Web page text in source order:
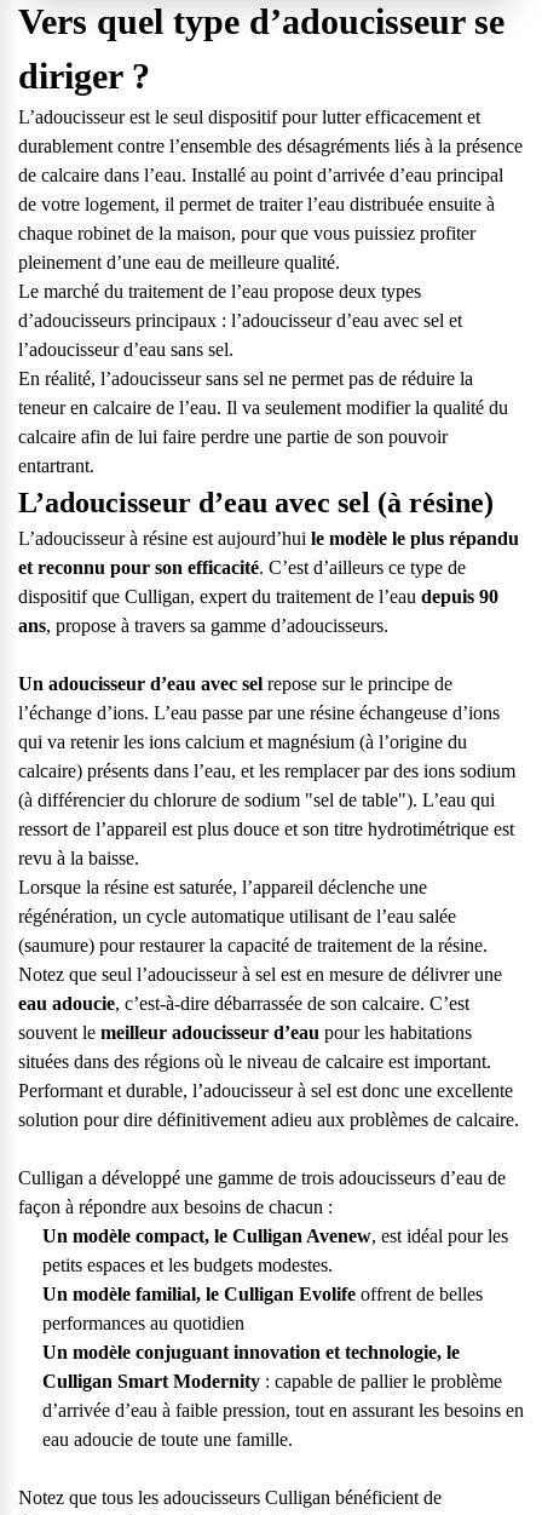
Vers quel type d’adoucisseur se
diriger ?
L’adoucisseur est le seul dispositif pour lutter efficacement et
durablement contre l’ensemble des désagréments liés à la présence
de calcaire dans l’eau. Installé au point d’arrivée d’eau principal
de votre logement, il permet de traiter l’eau distribuée ensuite à
chaque robinet de la maison, pour que vous puissiez profiter
pleinement d’une eau de meilleure qualité.
Le marché du traitement de l’eau propose deux types
d’adoucisseurs principaux : l’adoucisseur d’eau avec sel et
l’adoucisseur d’eau sans sel.
En réalité, l’adoucisseur sans sel ne permet pas de réduire la
teneur en calcaire de l’eau. Il va seulement modifier la qualité du
calcaire afin de lui faire perdre une partie de son pouvoir
entartrant.
L’adoucisseur d’eau avec sel (à résine)
L’adoucisseur à résine est aujourd’hui le modèle le plus répandu
et reconnu pour son efficacité. C’est d’ailleurs ce type de
dispositif que Culligan, expert du traitement de l’eau depuis 90
ans, propose à travers sa gamme d’adoucisseurs.
Un adoucisseur d’eau avec sel repose sur le principe de
l’échange d’ions. L’eau passe par une résine échangeuse d’ions
qui va retenir les ions calcium et magnésium (à l’origine du
calcaire) présents dans l’eau, et les remplacer par des ions sodium
(à différencier du chlorure de sodium "sel de table"). L’eau qui
ressort de l’appareil est plus douce et son titre hydrotimétrique est
revu à la baisse.
Lorsque la résine est saturée, l’appareil déclenche une
régénération, un cycle automatique utilisant de l’eau salée
(saumure) pour restaurer la capacité de traitement de la résine.
Notez que seul l’adoucisseur à sel est en mesure de délivrer une
eau adoucie, c’est-à-dire débarrassée de son calcaire. C’est
souvent le meilleur adoucisseur d’eau pour les habitations
situées dans des régions où le niveau de calcaire est important.
Performant et durable, l’adoucisseur à sel est donc une excellente
solution pour dire définitivement adieu aux problèmes de calcaire.
Culligan a développé une gamme de trois adoucisseurs d’eau de
façon à répondre aux besoins de chacun :
Un modèle compact, le Culligan Avenew, est idéal pour les
petits espaces et les budgets modestes.
Un modèle familial, le Culligan Evolife offrent de belles
performances au quotidien
Un modèle conjuguant innovation et technologie, le
Culligan Smart Modernity : capable de pallier le problème
d’arrivée d’eau à faible pression, tout en assurant les besoins en
eau adoucie de toute une famille.
Notez que tous les adoucisseurs Culligan bénéficient de